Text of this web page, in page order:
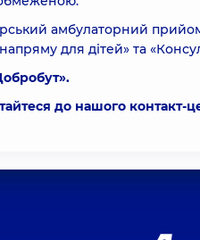
амбулаторний
для дітей» та
до нашого контакт-